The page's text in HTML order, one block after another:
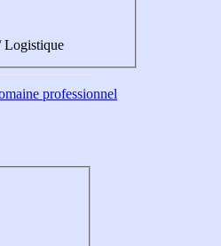
Logistique
professionnel